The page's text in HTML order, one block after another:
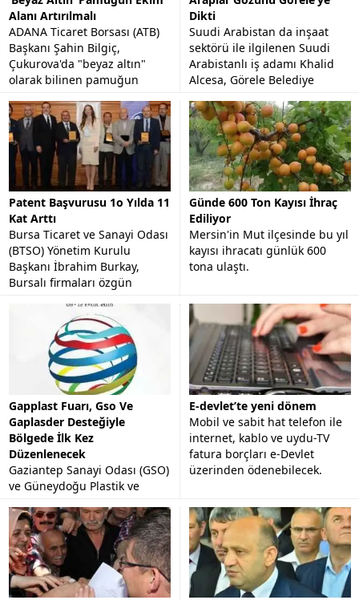
Alanı Artırılmalı
ADANA Ticaret Borsası (ATB)
Başkanı Şahin Bilgiç,
Çukurova'da "beyaz altın"
olarak bilinen pamuğun
stratejik bir ürün olduğunu
ve ekim alanının arttırılması...
Dikti
Suudi Arabistan da inşaat
sektörü ile ilgilenen Suudi
Arabistanlı iş adamı Khalid
Alcesa, Görele Belediye
Başkanı Tolga Erener'i
makamında ziyaret etti.
Patent Başvurusu 1o Yılda 11
Kat Arttı
Bursa Ticaret ve Sanayi Odası
(BTSO) Yönetim Kurulu
Başkanı İbrahim Burkay,
Bursalı firmaları özgün
tasarımlara yönlendirmeyi
hedeflediklerini söyledi.
Günde 600 Ton Kayısı İhraç
Ediliyor
Mersin'in Mut ilçesinde bu yıl
kayısı ihracatı günlük 600
tona ulaştı.
Gapplast Fuarı, Gso Ve
Gaplasder Desteğiyle
Bölgede İlk Kez
Düzenlenecek
Gaziantep Sanayi Odası (GSO)
ve Güneydoğu Plastik ve
Kimya Sanayicileri
Derneği'nin (GAPLASDER)
desteğiyle AKORT Fuarcılık
tarafından organize edilecek
"Plastik,...
E-devlet’te yeni dönem
Mobil ve sabit hat telefon ile
internet, kablo ve uydu-TV
fatura borçları e-Devlet
üzerinden ödenebilecek.